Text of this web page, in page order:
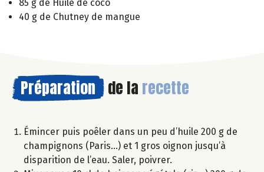
85 g de Huile de coco
40 g de Chutney de mangue
Préparation de la recette
Émincer puis poêler dans un peu d’huile 200 g de
champignons (Paris…) et 1 gros oignon jusqu’à
disparition de l’eau. Saler, poivrer.